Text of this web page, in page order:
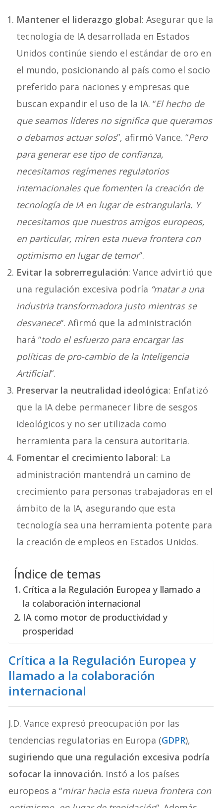
Mantener el liderazgo global: Asegurar que la
tecnología de IA desarrollada en Estados
Unidos continúe siendo el estándar de oro en
el mundo, posicionando al país como el socio
preferido para naciones y empresas que
buscan expandir el uso de la IA. “El hecho de
que seamos líderes no significa que queramos
o debamos actuar solos”, afirmó Vance. “Pero
para generar ese tipo de confianza,
necesitamos regímenes regulatorios
internacionales que fomenten la creación de
tecnología de IA en lugar de estrangularla. Y
necesitamos que nuestros amigos europeos,
en particular, miren esta nueva frontera con
optimismo en lugar de temor”.
Evitar la sobrerregulación: Vance advirtió que
una regulación excesiva podría “matar a una
industria transformadora justo mientras se
desvanece“. Afirmó que la administración
hará “todo el esfuerzo para encargar las
políticas de pro-cambio de la Inteligencia
Artificial“.
Preservar la neutralidad ideológica: Enfatizó
que la IA debe permanecer libre de sesgos
ideológicos y no ser utilizada como
herramienta para la censura autoritaria.
Fomentar el crecimiento laboral: La
administración mantendrá un camino de
crecimiento para personas trabajadoras en el
ámbito de la IA, asegurando que esta
tecnología sea una herramienta potente para
la creación de empleos en Estados Unidos.
Índice de temas
Crítica a la Regulación Europea y llamado a
la colaboración internacional
IA como motor de productividad y
prosperidad
Crítica a la Regulación Europea y
llamado a la colaboración
internacional
J.D. Vance expresó preocupación por las
tendencias regulatorias en Europa (GDPR),
sugiriendo que una regulación excesiva podría
sofocar la innovación. Instó a los países
europeos a “mirar hacia esta nueva frontera con